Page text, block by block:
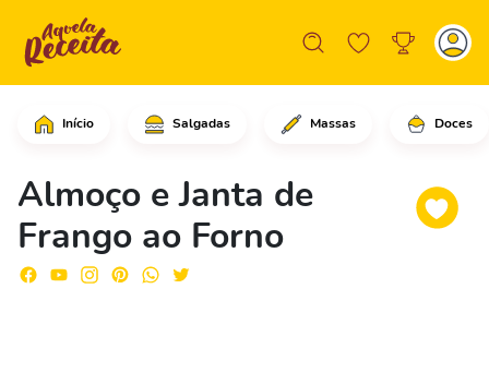
Início Salgadas Massas Doces
Almoço e Janta de
Frango ao Forno
Corte os peitos de frango em